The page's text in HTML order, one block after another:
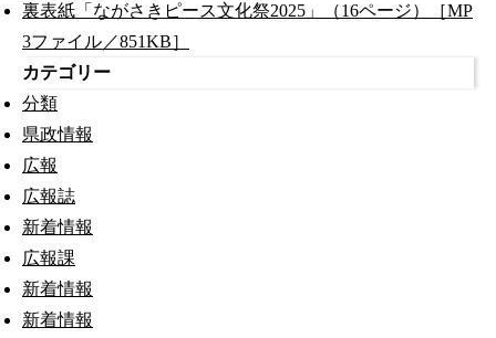
裏表紙「ながさきピース文化祭2025」（16ページ）［MP
3ファイル／851KB］
カテゴリー
分類
県政情報
広報
広報誌
新着情報
広報課
新着情報
新着情報